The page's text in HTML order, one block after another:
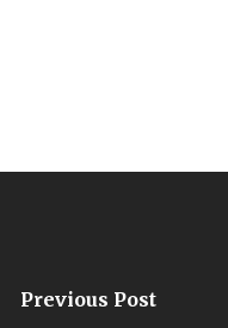
Previous Post